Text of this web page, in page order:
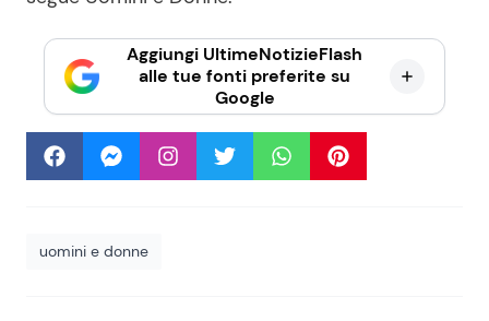
Aggiungi UltimeNotizieFlash
alle tue fonti preferite su
Google
uomini e donne